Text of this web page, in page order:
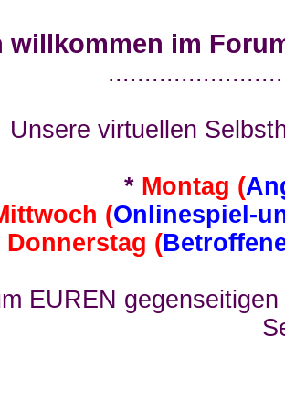
willkommen im
Unsere virtuellen
* Montag (
(Onlinespiel-
Donnerstag (
EUREN